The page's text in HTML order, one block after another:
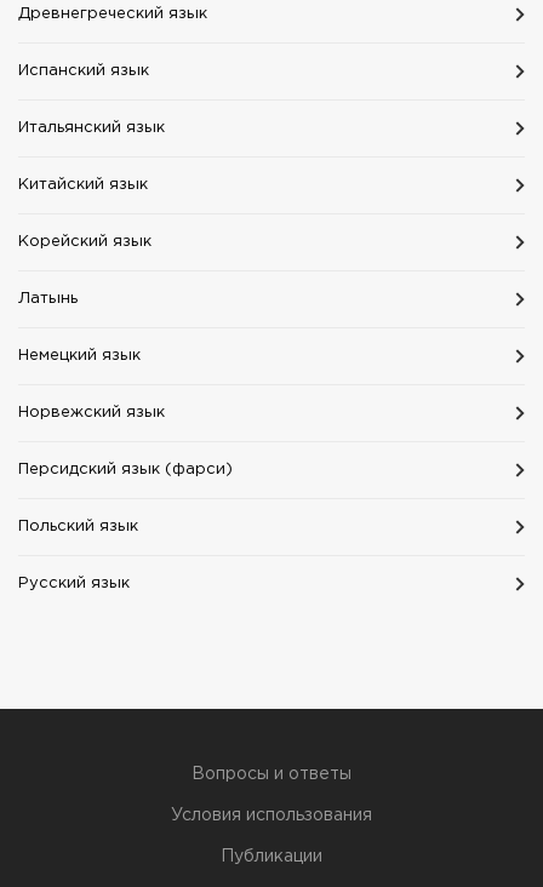
Древнегреческий язык
Испанский язык
Итальянский язык
Китайский язык
Корейский язык
Латынь
Немецкий язык
Норвежский язык
Персидский язык (фарси)
Польский язык
Русский язык
Вопросы и ответы
Условия использования
Публикации